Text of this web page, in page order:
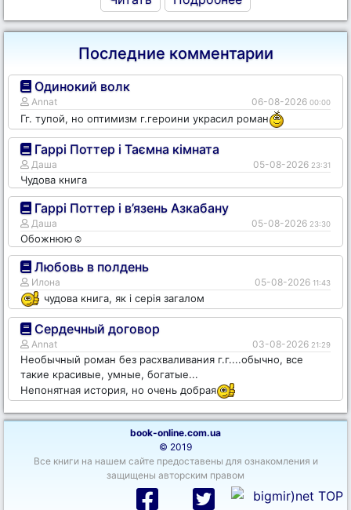
Последние комментарии
Одинокий волк
Annat 06-08-2026 00:00
Гг. тупой, но оптимизм г.героини украсил роман
Гаррі Поттер і Таємна кімната
Даша 05-08-2026 23:31
Чудова книга
Гаррі Поттер і в’язень Азкабану
Даша 05-08-2026 23:30
Обожнюю☺️
Любовь в полдень
Илона 05-08-2026 11:43
чудова книга, як і серія загалом
Сердечный договор
Annat 03-08-2026 21:29
Необычный роман без расхваливания г.г....обычно, все
такие красивые, умные, богатые...
Непонятная история, но очень добрая
book-online.com.ua
© 2019
Все книги на нашем сайте предоставены для ознакомления и
защищены авторским правом